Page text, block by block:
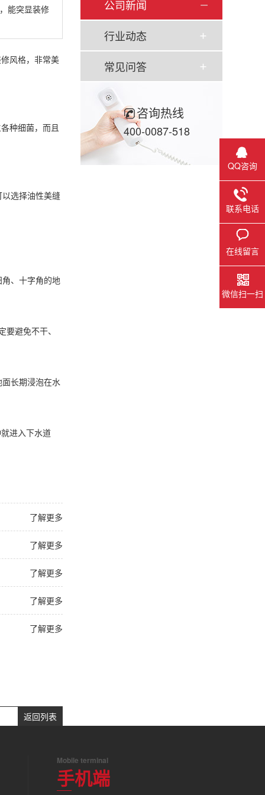
公司新闻
行业动态
常见问答
咨询热线
400-0087-518
能突显装修
风格，非常美
种细菌，而且
选择油性美缝
、十字角的地
避免不干、
长期浸泡在水
进入下水道
了解更多
了解更多
了解更多
了解更多
了解更多
返回列表
Mobile terminal
手机端
QQ咨询
联系电话
在线留言
微信扫一扫